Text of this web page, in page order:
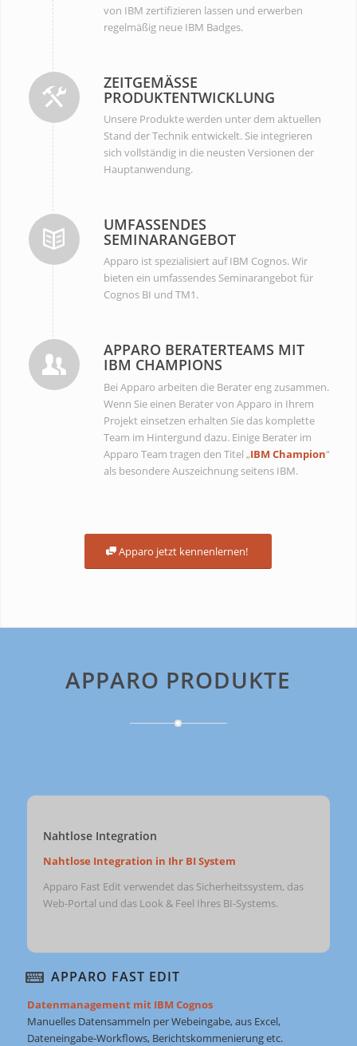
von IBM zertifizieren lassen und erwerben
regelmäßig neue IBM Badges.
ZEITGEMÄSSE P
RODUKTENTWICKLUNG
Unsere Produkte werden unter dem aktuellen
Stand der Technik entwickelt. Sie integrieren
sich vollständig in die neusten Versionen der
Hauptanwendung.
UMFASSENDES
SEMINARANGEBOT
Apparo ist spezialisiert auf IBM Cognos. Wir
bieten ein umfassendes Seminarangebot für
Cognos BI und TM1.
APPARO BERATERTEAMS MIT
IBM CHAMPIONS
Bei Apparo arbeiten die Berater eng zusammen.
Wenn Sie einen Berater von Apparo in Ihrem
Projekt einsetzen erhalten Sie das komplette
Team im Hintergund dazu. Einige Berater im
Apparo Team tragen den Titel „IBM Champion“
als besondere Auszeichnung seitens IBM.
Apparo jetzt kennenlernen!
APPARO PRODUKTE
Nahtlose Integration
Nahtlose Integration in Ihr BI System
Apparo Fast Edit verwendet das Sicherheitssystem, das
Web-Portal und das Look & Feel Ihres BI-Systems.
APPARO FAST EDIT
Datenmanagement mit IBM Cognos
Manuelles Datensammeln per Webeingabe, aus Excel,
Dateneingabe-Workflows, Berichtskommenierung etc.